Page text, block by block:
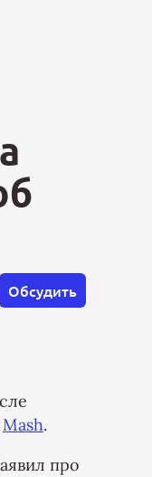
Обсудить
Mash.
про